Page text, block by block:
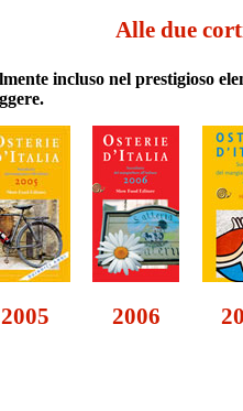
Alle due
2005 2006
incluso nel prestigioso